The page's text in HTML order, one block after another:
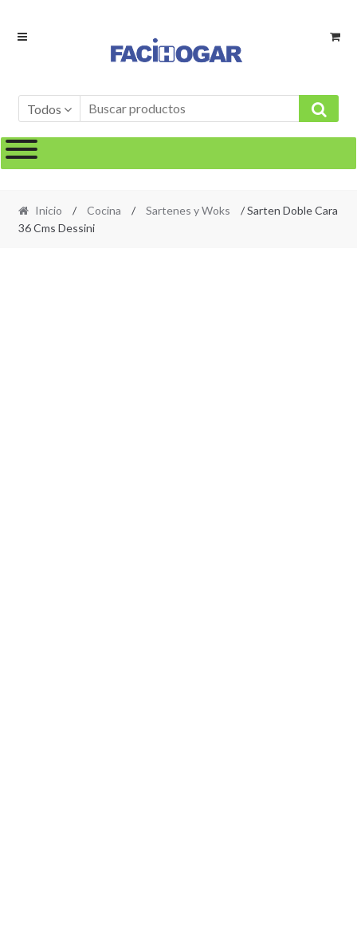
Ir
Ir
Todos
Inicio / Cocina / Sartenes y Woks
/ Sarten Doble Cara
36 Cms Dessini